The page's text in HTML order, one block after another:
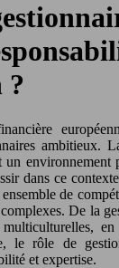
?
ambitieux.
un environnement
dans ce
de
De la
multiculturelles,
le rôle de
et expertise.